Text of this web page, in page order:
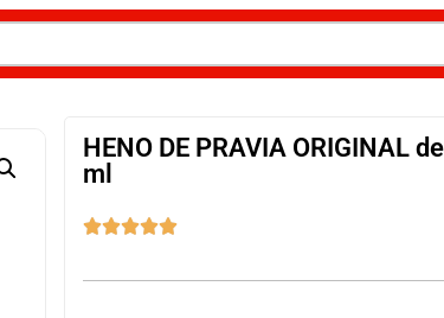
HENO DE PRAVIA ORIGINAL
ml
